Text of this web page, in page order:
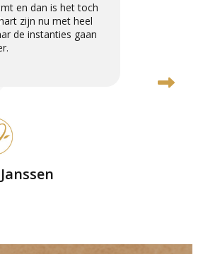
en dan is het toch
zijn nu met heel
de instanties gaan